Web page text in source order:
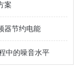
案
器节约电能
中的噪音水平